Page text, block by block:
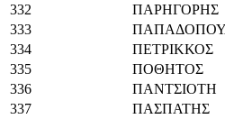
332
ΠΑΡΗΓΟΡΗΣ
333
334
ΠΕΤΡΙΚΚΟΣ
335
ΠΟΘΗΤΟΣ
336
ΠΑΝΤΣΙΟΤΗ
337
ΠΑΣΠΑΤΗΣ